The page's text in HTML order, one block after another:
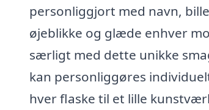
personliggjort med navn,
øjeblikke og glæde enhver
særligt med dette unikke
kan personliggøres
hver flaske til et lille